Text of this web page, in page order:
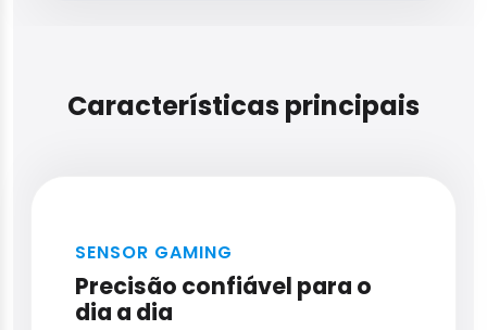
Características principais
SENSOR GAMING
Precisão confiável para o
dia a dia